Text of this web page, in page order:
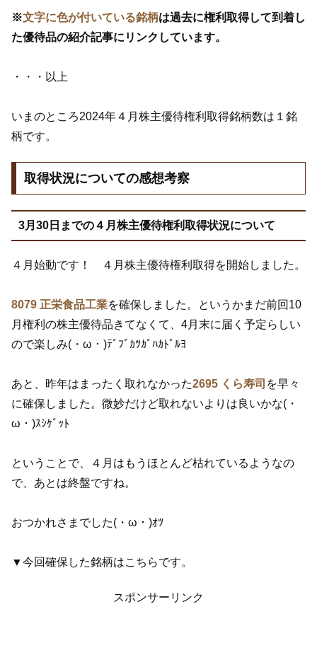
※文字に色が付いている銘柄は過去に権利取得して到着し
た優待品の紹介記事にリンクしています。
・・・以上
いまのところ2024年４月株主優待権利取得銘柄数は１銘
柄です。
取得状況についての感想考察
3月30日までの４月株主優待権利取得状況について
４月始動です！ ４月株主優待権利取得を開始しました。
8079 正栄食品工業を確保しました。というかまだ前回10
月権利の株主優待品きてなくて、4月末に届く予定らしい
ので楽しみ(・ω・)ﾃﾞﾌﾞｶﾂｶﾞﾊｶﾄﾞﾙﾖ
あと、昨年はまったく取れなかった2695 くら寿司 を早々
に確保しました。微妙だけど取れないよりは良いかな(・
ω・)ｽｼｹﾞｯﾄ
ということで、４月はもうほとんど枯れているようなの
で、あとは終盤ですね。
おつかれさまでした(・ω・)ｵﾂ
▼今回確保した銘柄はこちらです。
スポンサーリンク